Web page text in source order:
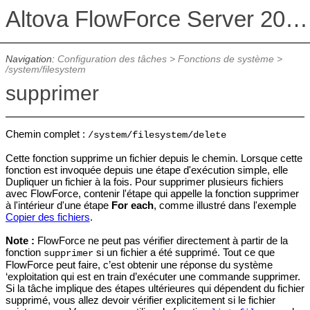
Altova FlowForce Server 2026 Advanced Edition
Navigation: Configuration des tâches> Fonctions de système>
/system/filesystem
supprimer
Chemin complet : /system/filesystem/delete
Cette fonction supprime un fichier depuis le chemin. Lorsque cette
fonction est invoquée depuis une étape d'exécution simple, elle
Dupliquer un fichier à la fois. Pour supprimer plusieurs fichiers
avec FlowForce, contenir l'étape qui appelle la fonction supprimer
à l'intérieur d'une étape For each, comme illustré dans l'exemple
Copier des fichiers.
Note : FlowForce ne peut pas vérifier directement à partir de la
fonction supprimersi un fichier a été supprimé. Tout ce que
FlowForce peut faire, c’est obtenir une réponse du système
‘exploitation qui est en train d’exécuter une commande supprimer.
Si la tâche implique des étapes ultérieures qui dépendent du fichier
supprimé, vous allez devoir vérifier explicitement si le fichier